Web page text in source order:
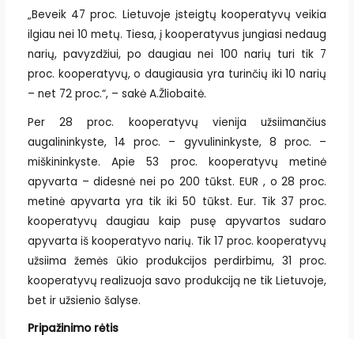
„Beveik 47 proc. Lietuvoje įsteigtų kooperatyvų veikia
ilgiau nei 10 metų. Tiesa, į kooperatyvus jungiasi nedaug
narių, pavyzdžiui, po daugiau nei 100 narių turi tik 7
proc. kooperatyvų, o daugiausia yra turinčių iki 10 narių
– net 72 proc.“, – sakė A.Žliobaitė.
Per 28 proc. kooperatyvų vienija užsiimančius
augalininkyste, 14 proc. – gyvulininkyste, 8 proc. –
miškininkyste. Apie 53 proc. kooperatyvų metinė
apyvarta – didesnė nei po 200 tūkst. EUR , o 28 proc.
metinė apyvarta yra tik iki 50 tūkst. Eur. Tik 37 proc.
kooperatyvų daugiau kaip pusę apyvartos sudaro
apyvarta iš kooperatyvo narių. Tik 17 proc. kooperatyvų
užsiima žemės ūkio produkcijos perdirbimu, 31 proc.
kooperatyvų realizuoja savo produkciją ne tik Lietuvoje,
bet ir užsienio šalyse.
Pripažinimo rėtis